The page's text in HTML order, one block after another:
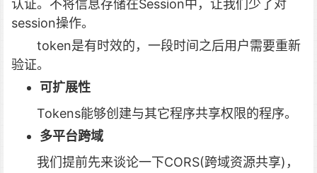
认证。不将信息存储在Session中，让我们少了对
session操作。
token是有时效的，一段时间之后用户需要重新
验证。
可扩展性
Tokens能够创建与其它程序共享权限的程序。
多平台跨域
我们提前先来谈论一下CORS(跨域资源共享)，